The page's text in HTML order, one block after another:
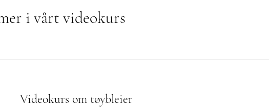
i vårt videokurs
Videokurs om tøybleier